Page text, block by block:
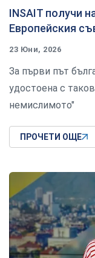
INSAIT получи
Европейския
23 Юни, 2026
За първи път
удостоена с
немислимото"
ПРОЧЕТИ ОЩЕ